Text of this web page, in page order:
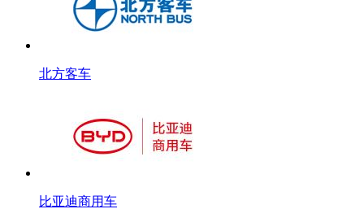
北方客车
比亚迪商用车